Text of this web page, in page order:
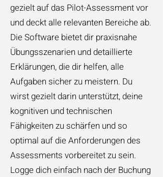
gezielt auf das Pilot-Assessment vor
und deckt alle relevanten Bereiche ab.
Die Software bietet dir praxisnahe
Übungsszenarien und detaillierte
Erklärungen, die dir helfen, alle
Aufgaben sicher zu meistern. Du
wirst gezielt darin unterstützt, deine
kognitiven und technischen
Fähigkeiten zu schärfen und so
optimal auf die Anforderungen des
Assessments vorbereitet zu sein.
Logge dich einfach nach der Buchung